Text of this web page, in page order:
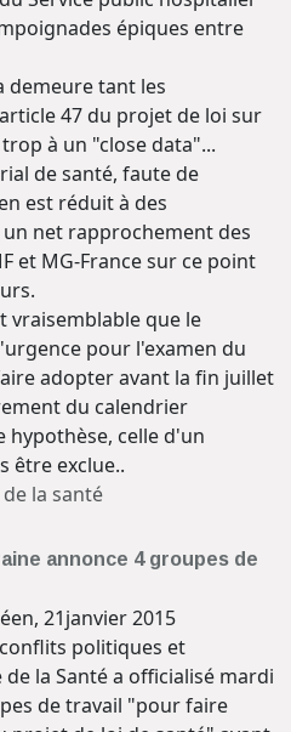
épiques entre
demeure tant les
47 du projet de loi sur
à un "close data"...
de santé, faute de
est réduit à des
net rapprochement des
et MG-France sur ce point
vraisemblable que le
pour l'examen du
adopter avant la fin juillet
du calendrier
hypothèse, celle d'un
être exclue..
la santé
annonce 4 groupes de
21janvier 2015
politiques et
la Santé a officialisé mardi
de travail "pour faire